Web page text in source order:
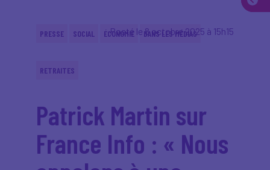
Posté le 8 octobre 2025 à 15h15
PRESSE SOCIAL ÉCONOMIE DANS LES MÉDIAS
RETRAITES
Patrick Martin sur
France Info : « Nous